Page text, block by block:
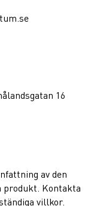
16
av den
produkt. Kontakta
villkor.